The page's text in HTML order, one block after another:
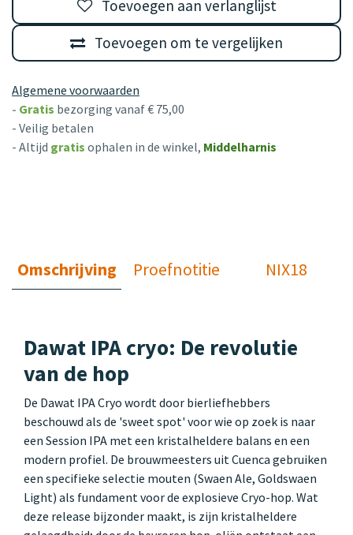
Toevoegen om te vergelijken
Toevoegen aan verlanglijst
Algemene voorwaarden
- Gratis bezorging vanaf € 75,00
- Veilig betalen
- Altijd gratis ophalen in de winkel, Middelharnis
Omschrijving Proefnotitie NIX18
Dawat IPA cryo: De revolutie
van de hop
De Dawat IPA Cryo wordt door bierliefhebbers
beschouwd als de 'sweet spot' voor wie op zoek is naar
een Session IPA met een kristalheldere balans en een
modern profiel. De brouwmeesters uit Cuenca gebruiken
een specifieke selectie mouten (Swaen Ale, Goldswaen
Light) als fundament voor de explosieve Cryo-hop. Wat
deze release bijzonder maakt, is zijn kristalheldere